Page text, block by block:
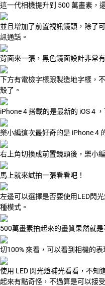
這一代相機提升到 500 萬畫素，
並且增加了前置視訊鏡頭，除了
訊通話。
背面來一張，黑色鏡面設計非常
下方有電檢字樣跟製造地字樣，
殼了。
iPhone 4 搭載的是最新的 iOS 4
樂小編這次最好奇的是 iPhone 4
右上角切換成前置鏡頭後，樂小
馬上就來試拍一張看看吧！
左邊可以選擇是否要使用LED閃
種模式。
500萬畫素拍起來的畫質果然就是
切100% 來看，可以看到相機的表
使用 LED 閃光燈補光看看，不知
起來有點奇怪，不過算是可以接受